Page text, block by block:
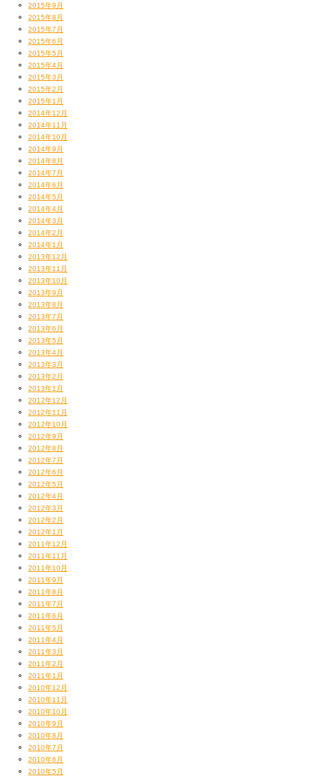
2015年9月
2015年8月
2015年7月
2015年6月
2015年5月
2015年4月
2015年3月
2015年2月
2015年1月
2014年12月
2014年11月
2014年10月
2014年9月
2014年8月
2014年7月
2014年6月
2014年5月
2014年4月
2014年3月
2014年2月
2014年1月
2013年12月
2013年11月
2013年10月
2013年9月
2013年8月
2013年7月
2013年6月
2013年5月
2013年4月
2013年3月
2013年2月
2013年1月
2012年12月
2012年11月
2012年10月
2012年9月
2012年8月
2012年7月
2012年6月
2012年5月
2012年4月
2012年3月
2012年2月
2012年1月
2011年12月
2011年11月
2011年10月
2011年9月
2011年8月
2011年7月
2011年6月
2011年5月
2011年4月
2011年3月
2011年2月
2011年1月
2010年12月
2010年11月
2010年10月
2010年9月
2010年8月
2010年7月
2010年6月
2010年5月